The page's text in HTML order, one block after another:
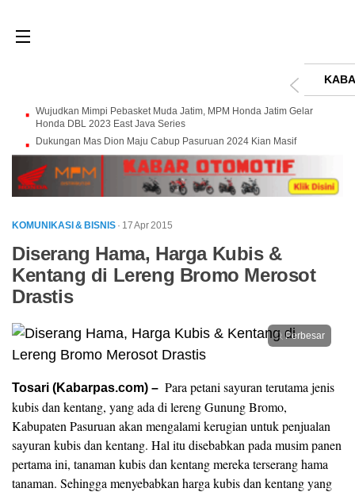
Wujudkan Mimpi Pebasket Muda Jatim, MPM Honda Jatim Gelar
Honda DBL 2023 East Java Series
Dukungan Mas Dion Maju Cabup Pasuruan 2024 Kian Masif
KOMUNIKASI & BISNIS · 17 Apr 2015
Diserang Hama, Harga Kubis &
Kentang di Lereng Bromo Merosot
Drastis
Perbesar
Tosari (Kabarpas.com) – Para petani sayuran terutama jenis
kubis dan kentang, yang ada di lereng Gunung Bromo,
Kabupaten Pasuruan akan mengalami kerugian untuk penjualan
sayuran kubis dan kentang. Hal itu disebabkan pada musim panen
pertama ini, tanaman kubis dan kentang mereka terserang hama
tanaman. Sehingga menyebabkan harga kubis dan kentang yang